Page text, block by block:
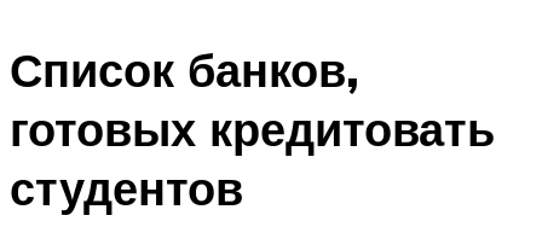
Список банков,
готовых кредитовать
студентов